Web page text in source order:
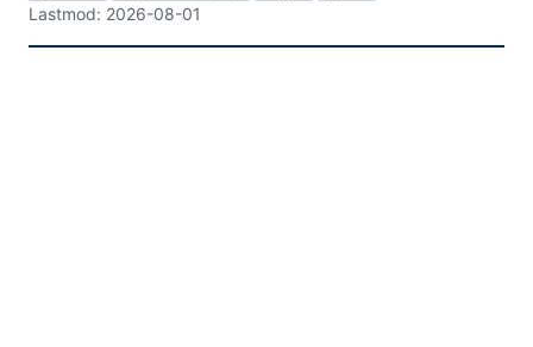
Lastmod: 2026-08-01